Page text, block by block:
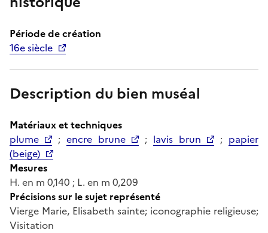
Période de création
16e siècle
Description du bien muséal
Matériaux et techniques
plume
; encre brune ; lavis brun ; papier
(beige)
Mesures
H. en m 0,140 ; L. en m 0,209
Précisions sur le sujet représenté
Vierge Marie, Elisabeth sainte; iconographie religieuse;
Visitation